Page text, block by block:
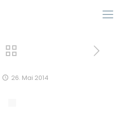
26. Mai 2014